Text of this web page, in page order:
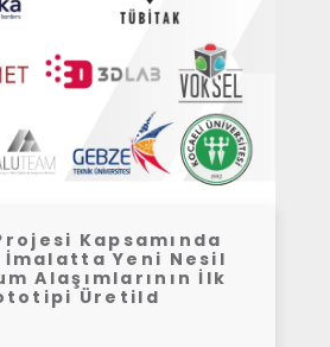
Kapsamında
İmalatta Yeni Nesil
Alaşımlarının İlk
Üretild